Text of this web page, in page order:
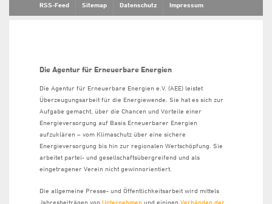
RSS-Feed Sitemap Datenschutz Impressum
Die Agentur für Erneuerbare Energien
Die Agentur für Erneuerbare Energien e.V. (AEE) leistet
Überzeugungsarbeit für die Energiewende. Sie hat es sich zur
Aufgabe gemacht, über die Chancen und Vorteile einer
Energieversorgung auf Basis Erneuerbarer Energien
aufzuklären – vom Klimaschutz über eine sichere
Energieversorgung bis hin zur regionalen Wertschöpfung. Sie
arbeitet partei- und gesellschaftsübergreifend und als
eingetragener Verein nicht gewinnorientiert.
Die allgemeine Presse- und Öffentlichkeitsarbeit wird mittels
Jahresbeiträgen von Unternehmen und einigen Verbänden der